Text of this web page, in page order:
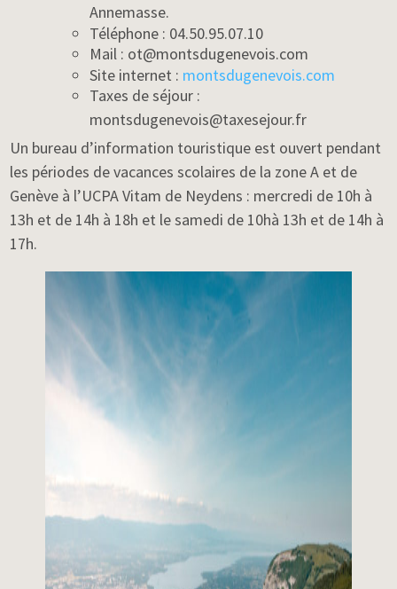
Annemasse.
Téléphone : 04.50.95.07.10
Mail : ot@montsdugenevois.com
Site internet : montsdugenevois.com
Taxes de séjour :
montsdugenevois@taxesejour.fr
Un bureau d’information touristique est ouvert pendant
les périodes de vacances scolaires de la zone A et de
Genève à l’UCPA Vitam de Neydens : mercredi de 10h à
13h et de 14h à 18h et le samedi de 10hà 13h et de 14h à
17h.